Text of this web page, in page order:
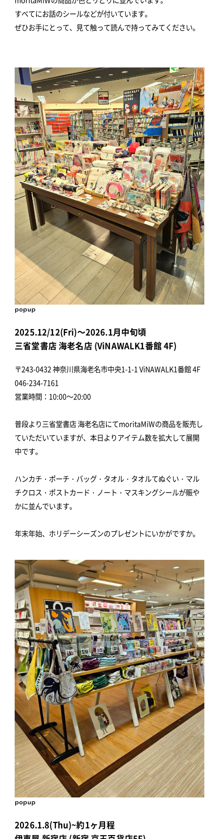
すべてにお話のシールなどが付いています。
ぜひお手にとって、見て触って読んで持ってみてください。
popup
2025.12/12(Fri)～2026.1月中旬頃
三省堂書店 海老名店 (ViNAWALK1番館 4F)
〒243-0432 神奈川県海老名市中央1-1-1 ViNAWALK1番館 4F
046-234-7161
営業時間：10:00～20:00
普段より三省堂書店 海老名店にてmoritaMiWの商品を販売し
ていただいていますが、本日よりアイテム数を拡大して展開
中です。
ハンカチ・ポーチ・バッグ・タオル・タオルてぬぐい・マル
チクロス・ポストカード・ノート・マスキングシールが賑や
かに並んでいます。
年末年始、ホリデーシーズンのプレゼントにいかがですか。
popup
2026.1.8(Thu)~約1ヶ月程